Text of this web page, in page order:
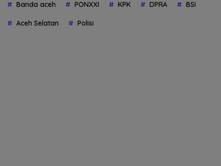
Banda aceh PONXXI KPK DPRA BSI
Aceh Selatan Polisi